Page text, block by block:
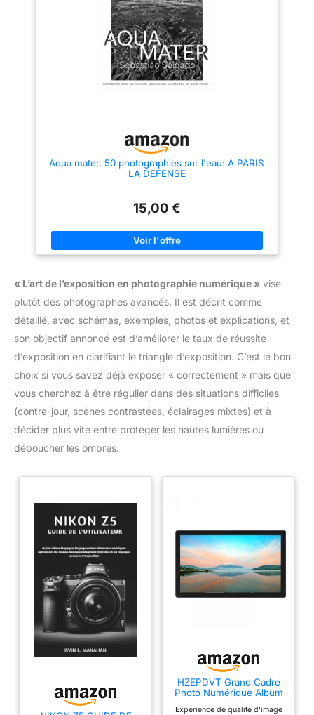
Aqua mater, 50 photographies sur l'eau: A PARIS
LA DEFENSE
15,00 €
« L’art de l’exposition en photographie numérique » vise
plutôt des photographes avancés. Il est décrit comme
détaillé, avec schémas, exemples, photos et explications, et
son objectif annoncé est d’améliorer le taux de réussite
d’exposition en clarifiant le triangle d’exposition. C’est le bon
choix si vous savez déjà exposer « correctement » mais que
vous cherchez à être régulier dans des situations difficiles
(contre-jour, scènes contrastées, éclairages mixtes) et à
décider plus vite entre protéger les hautes lumières ou
déboucher les ombres.
HZEPDVT Grand Cadre
Photo Numérique Album
Expérience de qualité d'image